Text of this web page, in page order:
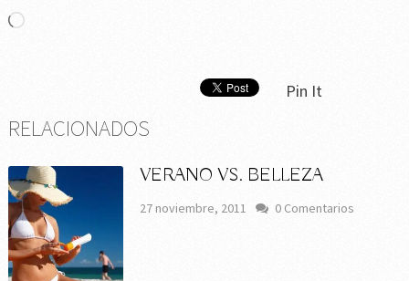
Cargando...
Pin It
RELACIONADOS
VERANO VS. BELLEZA
27 noviembre, 2011 0 Comentarios